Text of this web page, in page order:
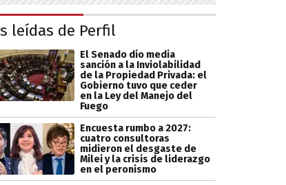
leídas de Perfil
El Senado dio media
sanción a la Inviolabilidad
de la Propiedad Privada: el
Gobierno tuvo que ceder
en la Ley del Manejo del
Fuego
Encuesta rumbo a 2027:
cuatro consultoras
midieron el desgaste de
Milei y la crisis de liderazgo
en el peronismo